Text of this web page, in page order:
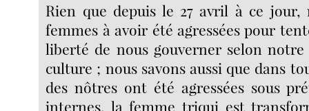
Rien que depuis le 27 avril à ce jour,
femmes à avoir été agressées pour
liberté de nous gouverner selon
culture ; nous savons aussi que dans
des nôtres ont été agressées sous
internes, la femme triqui est